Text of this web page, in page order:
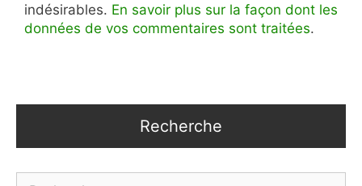
indésirables. En savoir plus sur la façon dont les
données de vos commentaires sont traitées.
Recherche